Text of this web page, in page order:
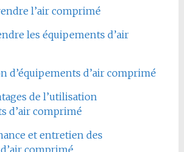
l’air comprimé
les équipements d’air
d’équipements d’air comprimé
de l’utilisation
d’air comprimé
et entretien des